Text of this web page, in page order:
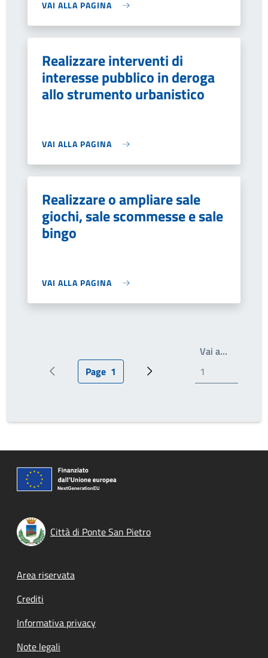
VAI ALLA PAGINA
Realizzare interventi di
interesse pubblico in deroga
allo strumento urbanistico
VAI ALLA PAGINA
Realizzare o ampliare sale
giochi, sale scommesse e sale
bingo
VAI ALLA PAGINA
Pagina precedentePagina attuale
Page 1 Prossima pagina
Vai a…Write the
Città di Ponte San Pietro
Footer menu
Area riservata
Crediti
Informativa privacy
Note legali